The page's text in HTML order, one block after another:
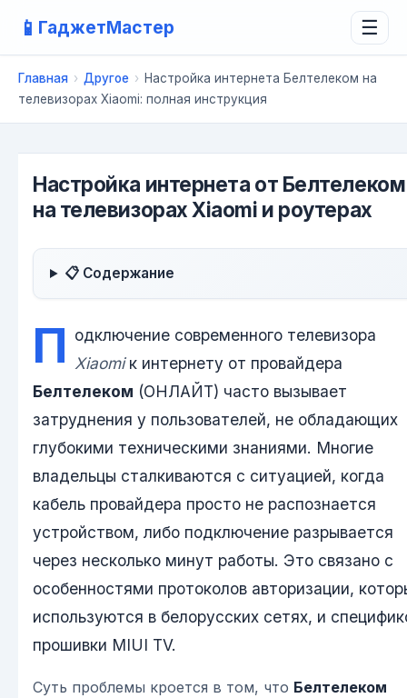
📱 ГаджетМастер ☰
Главная › Другое › Настройка интернета Белтелеком на
телевизорах Xiaomi: полная инструкция
Настройка интернета от Белтелеком
на телевизорах Xiaomi и роутерах
📋 Содержание
П одключение современного телевизора
Xiaomiк интернету от провайдера
Белтелеком (ОНЛАЙТ) часто вызывает
затруднения у пользователей, не обладающих
глубокими техническими знаниями. Многие
владельцы сталкиваются с ситуацией, когда
кабель провайдера просто не распознается
устройством, либо подключение разрывается
через несколько минут работы. Это связано с
особенностями протоколов авторизации,
используются в белорусских сетях, и
прошивки MIUI TV.
Суть проблемы кроется в том, что Белтелеком